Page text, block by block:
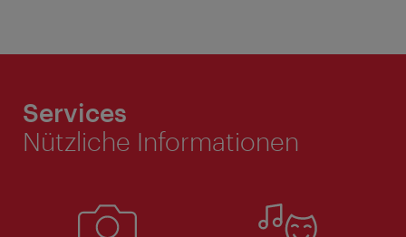
Services
Nützliche Informationen